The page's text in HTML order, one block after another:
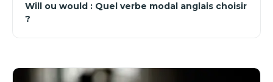
Will ou would : Quel verbe modal anglais choisir
?